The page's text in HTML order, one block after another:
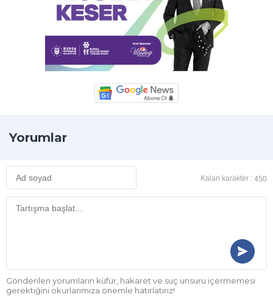
Yorumlar
Kalan karakter : 450
Gönderilen yorumların küfür, hakaret ve suç unsuru içermemesi
gerektiğini okurlarımıza önemle hatırlatırız!